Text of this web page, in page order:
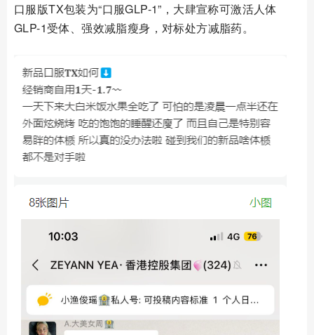
口服版TX包装为“口服GLP-1”，大肆宣称可激活人体
GLP-1受体、强效减脂瘦身，对标处方减脂药。